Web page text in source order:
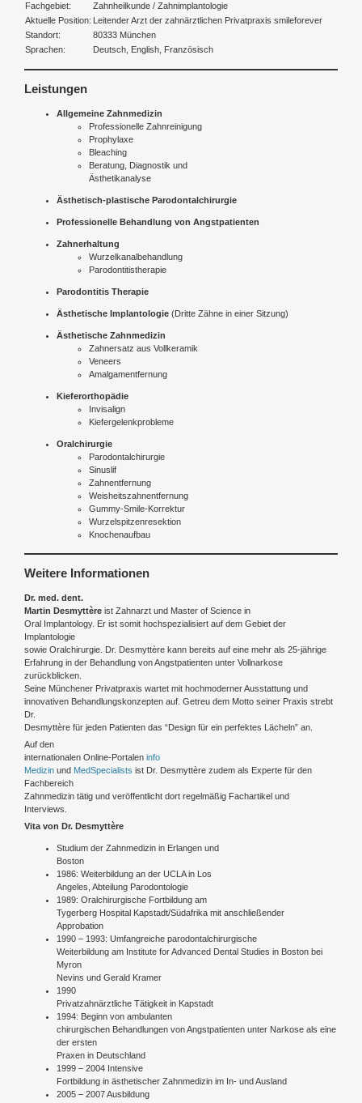
Fachgebiet:
Zahnheilkunde / Zahnimplantologie
Aktuelle Position: Leitender Arzt der zahnärztlichen Privatpraxis smileforever
Standort:
80333 München
Sprachen:
Deutsch, English, Französisch
Leistungen
Allgemeine Zahnmedizin
Professionelle Zahnreinigung
Prophylaxe
Bleaching
Beratung, Diagnostik und
Ästhetikanalyse
Ästhetisch-plastische Parodontalchirurgie
Professionelle Behandlung von Angstpatienten
Zahnerhaltung
Wurzelkanalbehandlung
Parodontitistherapie
Parodontitis Therapie
Ästhetische Implantologie (Dritte Zähne in einer Sitzung)
Ästhetische Zahnmedizin
Zahnersatz aus Vollkeramik
Veneers
Amalgamentfernung
Kieferorthopädie
Invisalign
Kiefergelenkprobleme
Oralchirurgie
Parodontalchirurgie
Sinuslif
Zahnentfernung
Weisheitszahnentfernung
Gummy-Smile-Korrektur
Wurzelspitzenresektion
Knochenaufbau
Weitere Informationen
Dr. med. dent.
Martin Desmyttère ist Zahnarzt und Master of Science in
Oral Implantology. Er ist somit hochspezialisiert auf dem Gebiet der
Implantologie
sowie Oralchirurgie. Dr. Desmyttère kann bereits auf eine mehr als 25-jährige
Erfahrung in der Behandlung von Angstpatienten unter Vollnarkose
zurückblicken.
Seine Münchener Privatpraxis wartet mit hochmoderner Ausstattung und
innovativen Behandlungskonzepten auf. Getreu dem Motto seiner Praxis strebt
Dr.
Desmyttère für jeden Patienten das “Design für ein perfektes Lächeln” an.
Auf den
internationalen Online-Portalen info
Medizin und MedSpecialists ist Dr. Desmyttère zudem als Experte für den
Fachbereich
Zahnmedizin tätig und veröffentlicht dort regelmäßig Fachartikel und
Interviews.
Vita von Dr. Desmyttère
Studium der Zahnmedizin in Erlangen und
Boston
1986: Weiterbildung an der UCLA in Los
Angeles, Abteilung Parodontologie
1989: Oralchirurgische Fortbildung am
Tygerberg Hospital Kapstadt/Südafrika mit anschließender
Approbation
1990 – 1993: Umfangreiche parodontalchirurgische
Weiterbildung am Institute for Advanced Dental Studies in Boston bei
Myron
Nevins und Gerald Kramer
1990
Privatzahnärztliche Tätigkeit in Kapstadt
1994: Beginn von ambulanten
chirurgischen Behandlungen von Angstpatienten unter Narkose als eine
der ersten
Praxen in Deutschland
1999 – 2004 Intensive
Fortbildung in ästhetischer Zahnmedizin im In- und Ausland
2005 – 2007 Ausbildung